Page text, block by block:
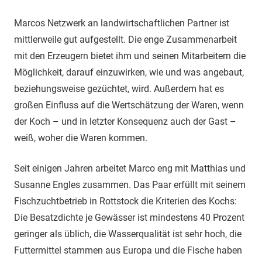
Marcos Netzwerk an landwirtschaftlichen Partner ist
mittlerweile gut aufgestellt. Die enge Zusammenarbeit
mit den Erzeugern bietet ihm und seinen Mitarbeitern die
Möglichkeit, darauf einzuwirken, wie und was angebaut,
beziehungsweise gezüchtet, wird. Außerdem hat es
großen Einfluss auf die Wertschätzung der Waren, wenn
der Koch – und in letzter Konsequenz auch der Gast –
weiß, woher die Waren kommen.
Seit einigen Jahren arbeitet Marco eng mit Matthias und
Susanne Engles zusammen. Das Paar erfüllt mit seinem
Fischzuchtbetrieb in Rottstock die Kriterien des Kochs:
Die Besatzdichte je Gewässer ist mindestens 40 Prozent
geringer als üblich, die Wasserqualität ist sehr hoch, die
Futtermittel stammen aus Europa und die Fische haben